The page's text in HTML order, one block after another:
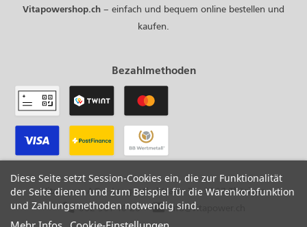
Vitapowershop.ch – einfach und bequem online bestellen und
kaufen.
Diese Seite setzt Session-Cookies ein, die zur Funktionalität
der Seite dienen und zum Beispiel für die Warenkorbfunktion
und Zahlungsmethoden notwendig sind.
Bezahlmethoden
Vitapower AG – Langenthalstrasse 7 – 3367 Thörigen
phone062 961 10 26–mailinfo@vitapower.ch